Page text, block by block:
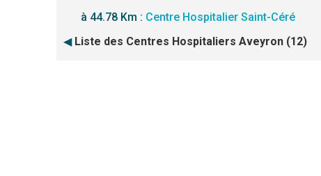
à 44.78 Km : Centre Hospitalier Saint-Céré
◀ Liste des Centres Hospitaliers Aveyron (12)